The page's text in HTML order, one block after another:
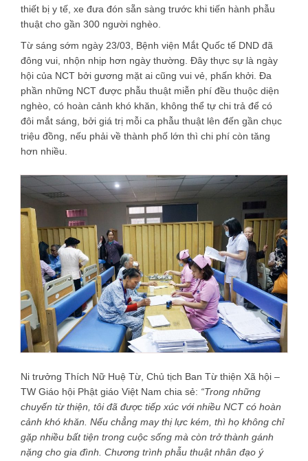
thiết bị y tế, xe đưa đón sẵn sàng trước khi tiến hành phẫu
thuật cho gần 300 người nghèo.
Từ sáng sớm ngày 23/03, Bệnh viện Mắt Quốc tế DND đã
đông vui, nhộn nhịp hơn ngày thường. Đây thực sự là ngày
hội của NCT bởi gương mặt ai cũng vui vẻ, phấn khởi. Đa
phần những NCT được phẫu thuật miễn phí đều thuộc diện
nghèo, có hoàn cảnh khó khăn, không thể tự chi trả để có
đôi mắt sáng, bởi giá trị mỗi ca phẫu thuật lên đến gần chục
triệu đồng, nếu phải về thành phố lớn thì chi phí còn tăng
hơn nhiều.
Ni trưởng Thích Nữ Huệ Từ, Chủ tịch Ban Từ thiện Xã hội –
TW Giáo hội Phật giáo Việt Nam chia sẻ: “Trong những
chuyến từ thiện, tôi đã được tiếp xúc với nhiều NCT có hoàn
cảnh khó khăn. Nếu chẳng may thị lực kém, thì họ không chỉ
gặp nhiều bất tiện trong cuộc sống mà còn trở thành gánh
nặng cho gia đình. Chương trình phẫu thuật nhân đạo ý